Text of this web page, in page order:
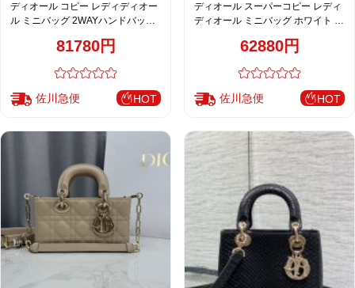
ディオール コピー レディディオー
ル ミニバッグ 2WAYハンドバッグ
81780円
佐川急便 HOT
ディオール スーパーコピー レディ
ディオール ミニバッグ ホワイト カ
62880円
佐川急便 HOT